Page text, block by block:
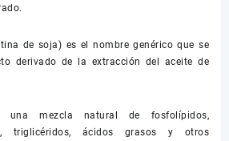
de soja) es el nombre genérico que se
derivado de la extracción del aceite de
una mezcla natural de fosfolípidos,
triglicéridos, ácidos grasos y otros